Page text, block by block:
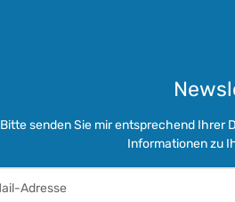
Bitte senden Sie mir entsprechend Ihrer
Informationen zu